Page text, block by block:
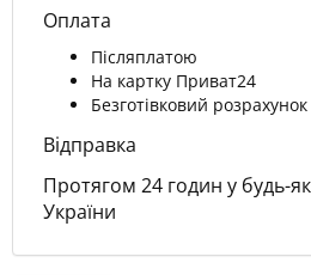
Оплата
Післяплатою
На картку Приват24
Безготівковий розрахунок
Відправка
Протягом 24 годин у будь-
України